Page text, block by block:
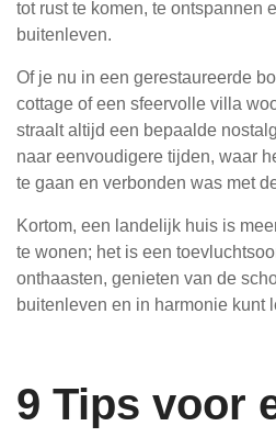
tot rust te komen, te ontspannen
buitenleven.
Of je nu in een gerestaureerde
cottage of een sfeervolle villa
straalt altijd een bepaalde
naar eenvoudigere tijden, waar
te gaan en verbonden was met
Kortom, een landelijk huis is
te wonen; het is een
onthaasten, genieten van de
buitenleven en in harmonie kunt
9 Tips voor